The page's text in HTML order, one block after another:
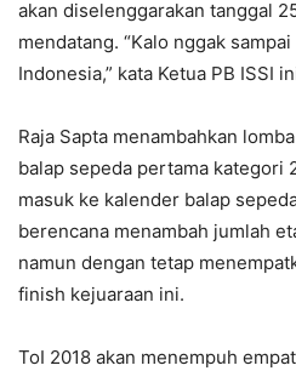
akan diselenggarakan tanggal
mendatang. “Kalo nggak
Indonesia,” kata Ketua PB ISSI
Raja Sapta menambahkan
balap sepeda pertama kategori
masuk ke kalender balap
berencana menambah jumlah
namun dengan tetap
finish kejuaraan ini.
ToI 2018 akan menempuh